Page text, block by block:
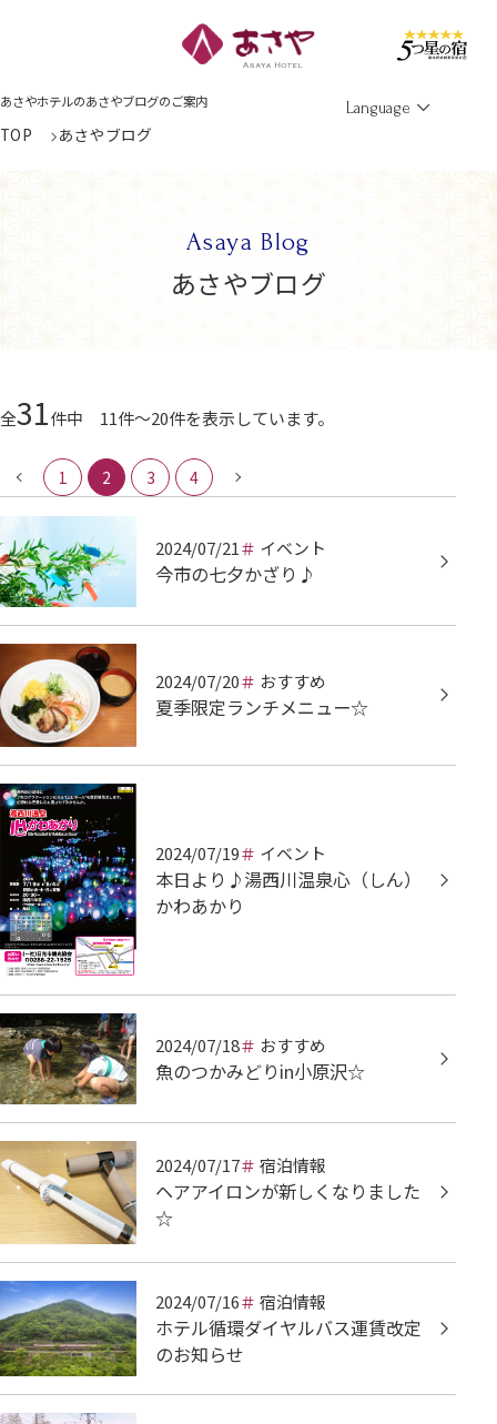
あさやホテルのあさやブログのご案内 Language
TOP あさやブログ
Asaya Blog
あさやブログ
全31件中 11件～20件を表示しています。
1 2 3 4
2024/07/21 イベント
今市の七夕かざり♪
2024/07/20 おすすめ
夏季限定ランチメニュー☆
2024/07/19 イベント
本日より♪湯西川温泉心（しん）
かわあかり
2024/07/18 おすすめ
魚のつかみどりin小原沢☆
2024/07/17 宿泊情報
ヘアアイロンが新しくなりました
☆
2024/07/16 宿泊情報
ホテル循環ダイヤルバス運賃改定
のお知らせ